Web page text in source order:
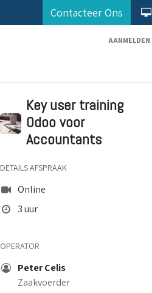
Contacteer Ons
AANMELDEN
Key user training
Odoo voor
Accountants
DETAILS AFSPRAAK
Online
3 uur
OPERATOR
Peter Celis
Zaakvoerder